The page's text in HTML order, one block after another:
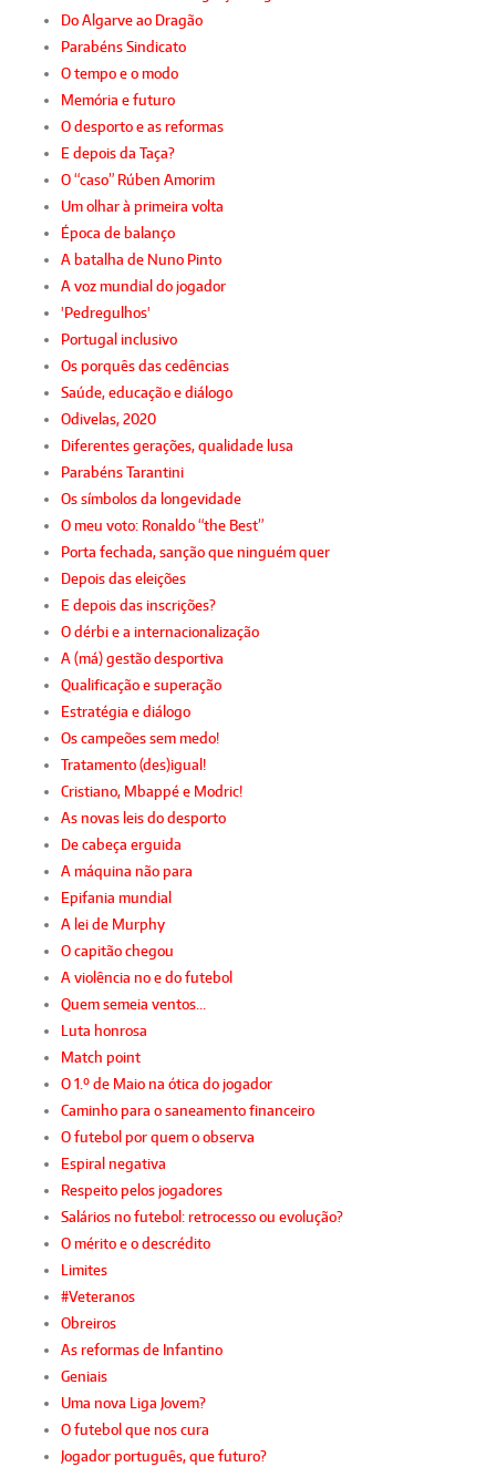
Do Algarve ao Dragão
Parabéns Sindicato
O tempo e o modo
Memória e futuro
O desporto e as reformas
E depois da Taça?
O “caso” Rúben Amorim
Um olhar à primeira volta
Época de balanço
A batalha de Nuno Pinto
A voz mundial do jogador
'Pedregulhos'
Portugal inclusivo
Os porquês das cedências
Saúde, educação e diálogo
Odivelas, 2020
Diferentes gerações, qualidade lusa
Parabéns Tarantini
Os símbolos da longevidade
O meu voto: Ronaldo “the Best”
Porta fechada, sanção que ninguém quer
Depois das eleições
E depois das inscrições?
O dérbi e a internacionalização
A (má) gestão desportiva
Qualificação e superação
Estratégia e diálogo
Os campeões sem medo!
Tratamento (des)igual!
Cristiano, Mbappé e Modric!
As novas leis do desporto
De cabeça erguida
A máquina não para
Epifania mundial
A lei de Murphy
O capitão chegou
A violência no e do futebol
Quem semeia ventos…
Luta honrosa
Match point
O 1.º de Maio na ótica do jogador
Caminho para o saneamento financeiro
O futebol por quem o observa
Espiral negativa
Respeito pelos jogadores
Salários no futebol: retrocesso ou evolução?
O mérito e o descrédito
Limites
#Veteranos
Obreiros
As reformas de Infantino
Geniais
Uma nova Liga Jovem?
O futebol que nos cura
Jogador português, que futuro?